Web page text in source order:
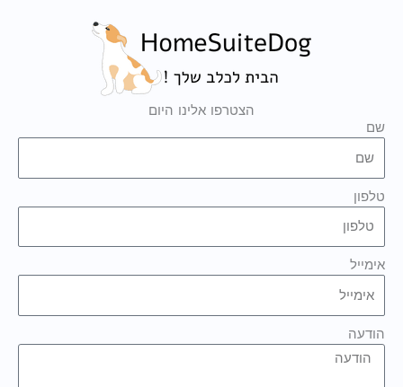
הצטרפו אלינו היום
שם
טלפון
אימייל
הודעה